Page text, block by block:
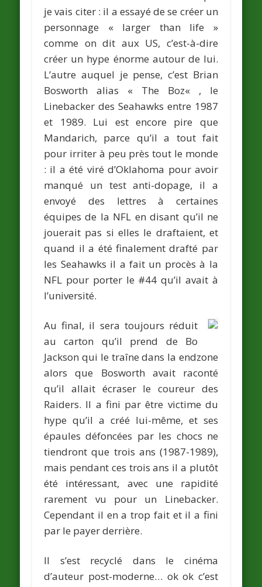
je vais citer : il a essayé de se créer un
personnage « larger than life »
comme on dit aux US, c’est-à-dire
créer un hype énorme autour de lui.
L’autre auquel je pense, c’est Brian
Bosworth alias « The Boz« , le
Linebacker des Seahawks entre 1987
et 1989. Lui est encore pire que
Mandarich, parce qu’il a tout fait
pour irriter à peu près tout le monde
: il a été viré d’Oklahoma pour avoir
manqué un test anti-dopage, il a
envoyé des lettres à certaines
équipes de la NFL en disant qu’il ne
jouerait pas si elles le draftaient, et
quand il a été finalement drafté par
les Seahawks il a fait un procès à la
NFL pour porter le #44 qu’il avait à
l’université.
Au final, il sera toujours réduit
au carton qu’il prend de Bo
Jackson qui le traîne dans la endzone
alors que Bosworth avait raconté
qu’il allait écraser le coureur des
Raiders. Il a fini par être victime du
hype qu’il a créé lui-même, et ses
épaules défoncées par les chocs ne
tiendront que trois ans (1987-1989),
mais pendant ces trois ans il a plutôt
été intéressant, avec une rapidité
rarement vu pour un Linebacker.
Cependant il en a trop fait et il a fini
par le payer derrière.
Il s’est recyclé dans le cinéma
d’auteur post-moderne… ok ok c’est